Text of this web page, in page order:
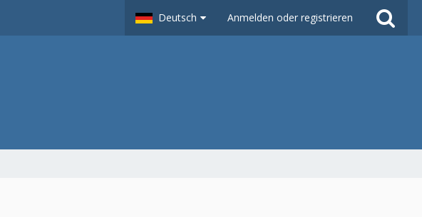
Deutsch Anmelden oder registrieren